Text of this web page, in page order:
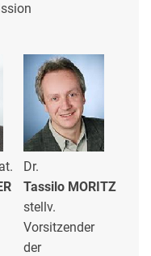
Dr.
Tassilo MORITZ
stellv.
Vorsitzender
der